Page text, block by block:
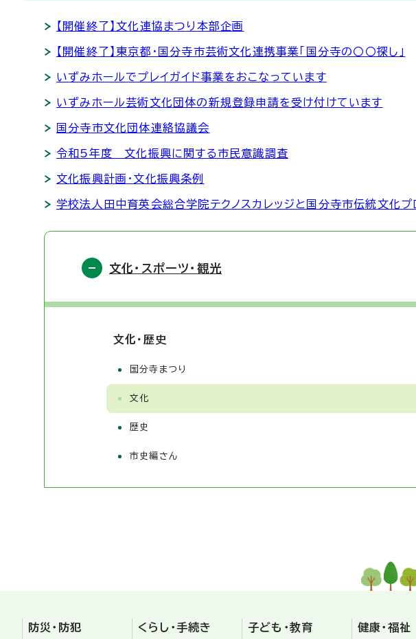
【開催終了】文化連協まつり本部企画
【開催終了】東京都・国分寺市芸術文化連携事業「国分寺の〇〇探し」
いずみホールでプレイガイド事業をおこなっています
いずみホール芸術文化団体の新規登録申請を受け付けています
国分寺市文化団体連絡協議会
令和5年度 文化振興に関する市民意識調査
文化振興計画・文化振興条例
学校法人田中育英会総合学院テクノスカレッジと国分寺市伝統文化
文化・スポーツ・観光
文化・歴史
国分寺まつり
文化
歴史
市史編さん
防災・防犯 くらし・手続き 子ども・教育 健康・福祉